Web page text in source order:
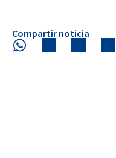
Compartir noticia